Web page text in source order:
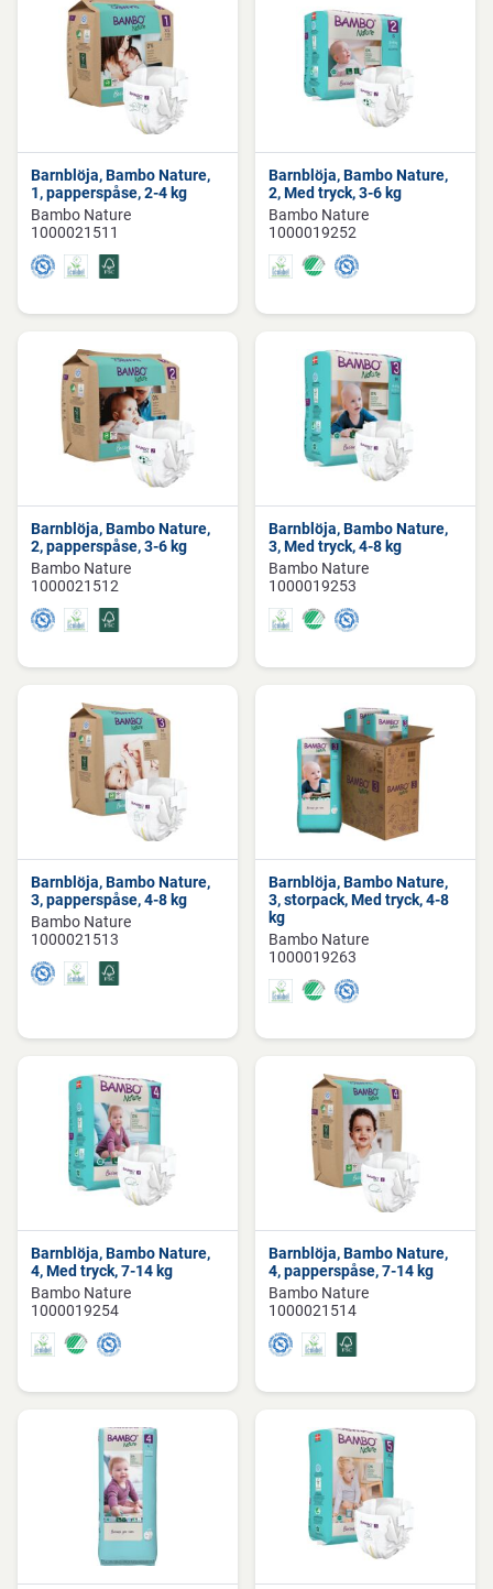
Barnblöja, Bambo Nature,
1, papperspåse, 2-4 kg
Bambo Nature
1000021511
Barnblöja, Bambo Nature,
2, Med tryck, 3-6 kg
Bambo Nature
1000019252
Barnblöja, Bambo Nature,
2, papperspåse, 3-6 kg
Bambo Nature
1000021512
Barnblöja, Bambo Nature,
3, Med tryck, 4-8 kg
Bambo Nature
1000019253
Barnblöja, Bambo Nature,
3, papperspåse, 4-8 kg
Bambo Nature
1000021513
Barnblöja, Bambo Nature,
3, storpack, Med tryck, 4-8
kg
Bambo Nature
1000019263
Barnblöja, Bambo Nature,
4, Med tryck, 7-14 kg
Bambo Nature
1000019254
Barnblöja, Bambo Nature,
4, papperspåse, 7-14 kg
Bambo Nature
1000021514